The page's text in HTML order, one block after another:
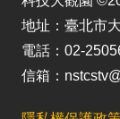
地址：臺北市
電話：02-
信箱：